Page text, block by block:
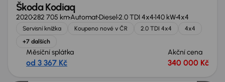
Škoda Kodiaq
2020282 705 kmAutomatDiesel2.0 TDI 4x4140 kW4x4
Servisní knížka Koupeno nové v ČR 2.0 TDI 4x4
4x4
+7 dalších
Měsíční splátka
od 3 367 Kč
Akční cena
340 000 Kč
Zlevněno o 30 000 Kč